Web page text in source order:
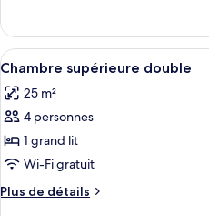
Chambre
Standard
Chambre
Standard
Afficher
toutes
les
photos
pour
ce
type
de
21
Chambre supérieure double
25 m²
4 personnes
1 grand lit
Wi-Fi gratuit
Plus de détails
Plus